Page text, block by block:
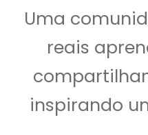
Uma
reais
inspirando